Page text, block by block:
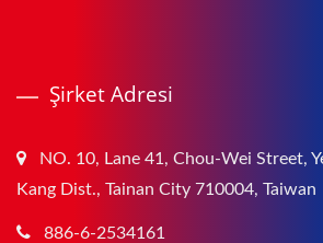
Şirket Adresi
NO. 10, Lane 41, Chou-Wei Street,
Kang Dist., Tainan City 710004, Taiwan
886-6-2534161